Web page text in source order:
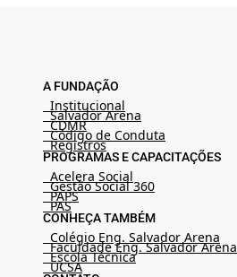
A FUNDAÇÃO
Institucional
Salvador Arena
CDMR
Código de Conduta
Registros
PROGRAMAS E CAPACITAÇÕES
Acelera Social
Gestão Social 360
PAPS
PAS
CONHEÇA TAMBÉM
Colégio Eng. Salvador Arena
Faculdade Eng. Salvador Arena
Escola Técnica
UCSA